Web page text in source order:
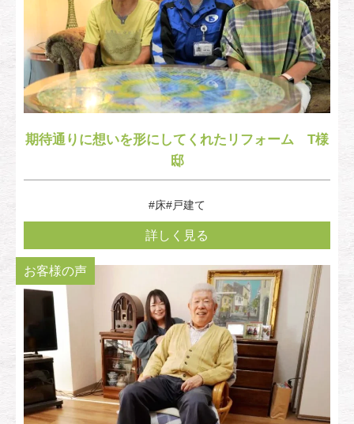
期待通りに想いを形にしてくれたリフォーム T様
邸
#床#戸建て
詳しく見る
お客様の声